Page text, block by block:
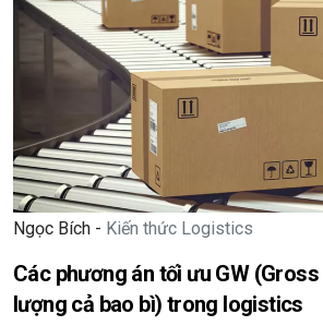
Ngọc Bích - Kiến thức Logistics
Các phương án tối ưu GW
lượng cả bao bì) trong logistics